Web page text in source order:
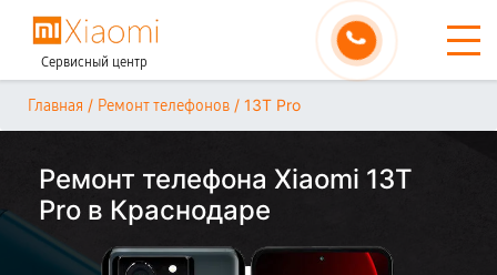
Сервисный центр
Главная / Ремонт телефонов / 13T Pro
Ремонт телефона Xiaomi 13T
Pro в Краснодаре